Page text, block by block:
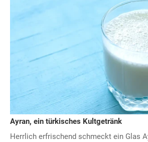
Ayran, ein türkisches Kultgetränk
Herrlich erfrischend schmeckt ein Glas